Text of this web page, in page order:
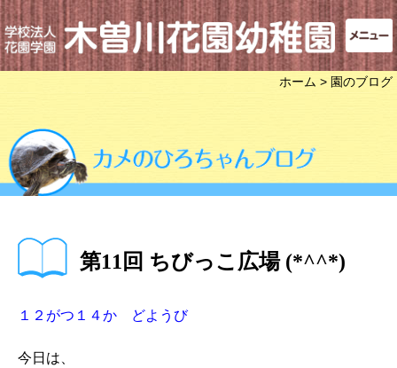
ホーム > 園のブログ
第11回 ちびっこ広場 (*^^*)
１２がつ１４か どようび
今日は、